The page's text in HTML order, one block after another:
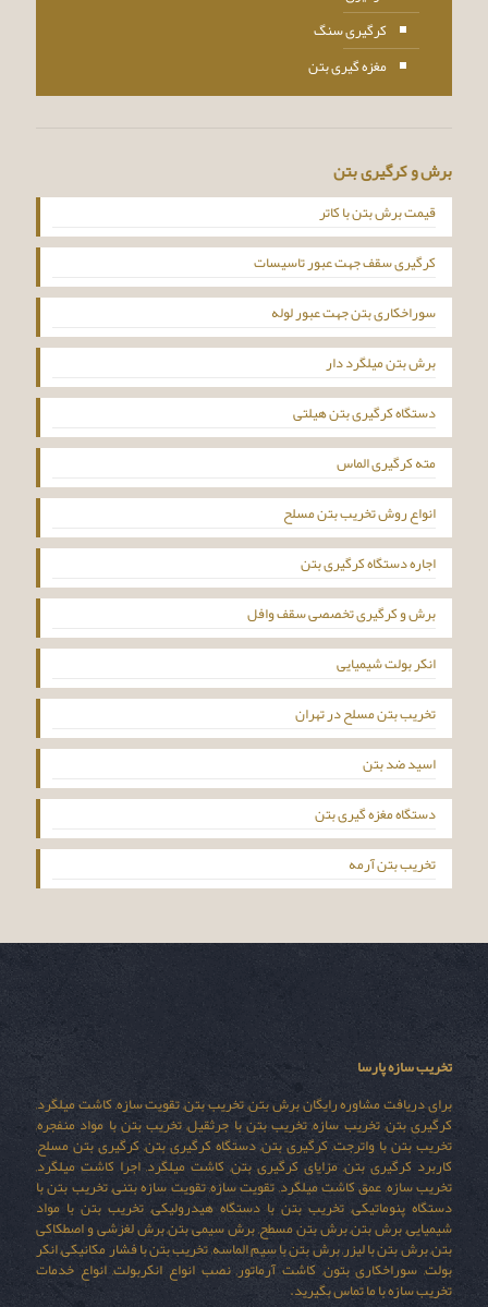
کرگیری سنگ
مغزه گیری بتن
برش و کرگیری بتن
قیمت برش بتن با کاتر
کرگیری سقف جهت عبور تاسیسات
سوراخکاری بتن جهت عبور لوله
برش بتن میلگرد دار
دستگاه کرگیری بتن هیلتی
مته کرگیری الماس
انواع روش تخریب بتن مسلح
اجاره دستگاه کرگیری بتن
برش و کرگیری تخصصی سقف وافل
انکر بولت شیمیایی
تخریب بتن مسلح در تهران
اسید ضد بتن
دستگاه مغزه گیری بتن
تخریب بتن آرمه
تخریب سازه پارسا
برای دریافت مشاوره رایگان برش بتن, تخریب بتن, تقویت سازه, کاشت میلگرد,
کرگیری بتن, تخریب سازه, تخریب بتن با جرثقیل, تخریب بتن با مواد منفجره,
تخریب بتن با واترجت, کرگیری بتن, دستگاه کرگیری بتن, کرگیری بتن مسلح,
کاربرد کرگیری بتن, مزایای کرگیری بتن, کاشت میلگرد, اجرا کاشت میلگرد,
تخریب سازه, عمق کاشت میلگرد, تقویت سازه, تقویت سازه بتنی, تخریب بتن با
دستگاه پنوماتیکی, تخریب بتن با دستگاه هیدرولیکی, تخریب بتن با مواد
شیمیایی, برش بتن, برش بتن مسطح, برش سیمی بتن, برش لغزشی و اصطکاکی
بتن, برش بتن با لیزر, برش بتن با سیم الماسه, تخریب بتن با فشار مکانیکی, انکر
بولت, سوراخکاری بتون, کاشت آرماتور, نصب انواع انکربولت, انواع خدمات
تخریب سازه با ما تماس بگیرید.